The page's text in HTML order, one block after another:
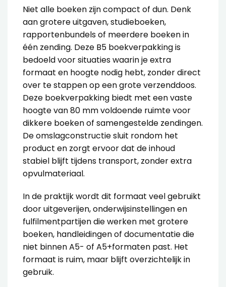
Niet alle boeken zijn compact of dun. Denk
aan grotere uitgaven, studieboeken,
rapportenbundels of meerdere boeken in
één zending. Deze B5 boekverpakking is
bedoeld voor situaties waarin je extra
formaat en hoogte nodig hebt, zonder direct
over te stappen op een grote verzenddoos.
Deze boekverpakking biedt met een vaste
hoogte van 80 mm voldoende ruimte voor
dikkere boeken of samengestelde zendingen.
De omslagconstructie sluit rondom het
product en zorgt ervoor dat de inhoud
stabiel blijft tijdens transport, zonder extra
opvulmateriaal.
In de praktijk wordt dit formaat veel gebruikt
door uitgeverijen, onderwijsinstellingen en
fulfilmentpartijen die werken met grotere
boeken, handleidingen of documentatie die
niet binnen A5- of A5+formaten past. Het
formaat is ruim, maar blijft overzichtelijk in
gebruik.